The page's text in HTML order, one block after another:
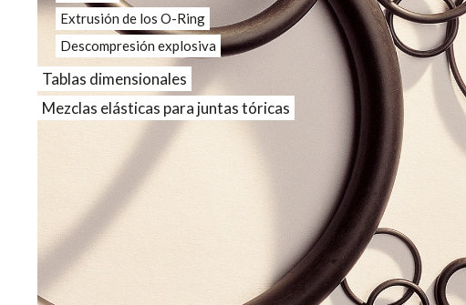
Extrusión de los O-Ring
Descompresión explosiva
Tablas dimensionales
Mezclas elásticas para juntas tóricas